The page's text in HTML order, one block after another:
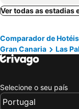
Ver todas as estadias
Comparador de Hotéis
Gran Canaria
Las
Selecione o seu país